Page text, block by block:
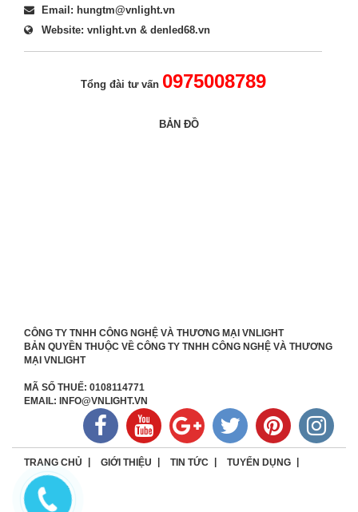
Email: hungtm@vnlight.vn
Website: vnlight.vn & denled68.vn
Tổng đài tư vấn 0975008789
BẢN ĐỒ
CÔNG TY TNHH CÔNG NGHỆ VÀ THƯƠNG MẠI VNLIGHT
BẢN QUYỀN THUỘC VỀ CÔNG TY TNHH CÔNG NGHỆ VÀ THƯƠNG
MẠI VNLIGHT
MÃ SỐ THUẾ: 0108114771
EMAIL: INFO@VNLIGHT.VN
TRANG CHỦ GIỚI THIỆU TIN TỨC TUYỂN DỤNG
LIÊN HỆ